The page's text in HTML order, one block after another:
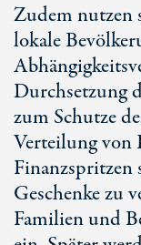
Zudem nutzen
lokale
Durchsetzung
zum Schutze
Verteilung
Geschenke zu
Familien und